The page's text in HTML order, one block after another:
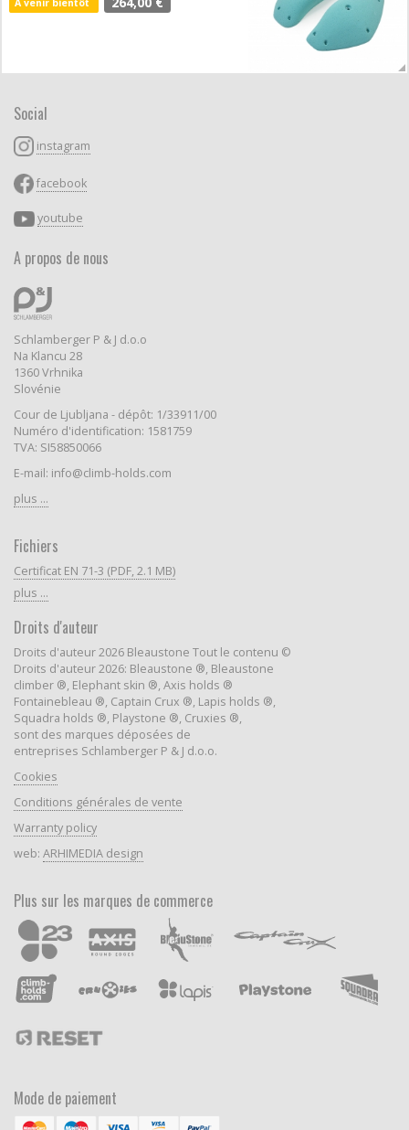
A venir bientôt
Social
instagram
facebook
youtube
A propos de nous
Schlamberger P & J d.o.o
Na Klancu 28
1360 Vrhnika
Slovénie
Cour de Ljubljana - dépôt: 1/33911/00
Numéro d'identification: 1581759
TVA: SI58850066
E-mail: info@climb-holds.com
plus ...
Fichiers
Certificat EN 71-3 (PDF, 2.1 MB)
plus ...
Droits d'auteur
Droits d'auteur 2026 Bleaustone Tout le contenu ©
Droits d'auteur 2026: Bleaustone ®, Bleaustone
climber ®, Elephant skin ®, Axis holds ®
Fontainebleau ®, Captain Crux ®, Lapis holds ®,
Squadra holds ®, Playstone ®, Cruxies ®,
sont des marques déposées de
entreprises Schlamberger P & J d.o.o.
Cookies
Conditions générales de vente
Warranty policy
web: ARHIMEDIA design
Plus sur les marques de commerce
Mode de paiement